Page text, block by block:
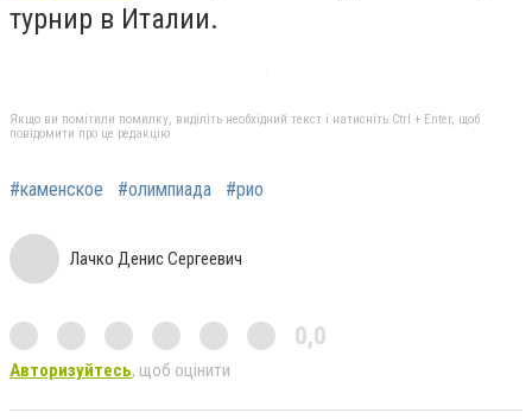
турнир в Италии.
Якщо ви помітили помилку, виділіть необхідний текст і натисніть Ctrl + Enter, щоб
повідомити про це редакцію
#каменское #олимпиада #рио
Лачко Денис Сергеевич
0,0
Авторизуйтесь, щоб оцінити